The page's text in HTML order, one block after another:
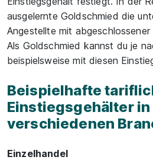
ausgelernte Goldschmied die
Angestellte mit abgeschlossener
Als Goldschmied kannst du je
beispielsweise mit diesen
Beispielhafte
Einstiegsgehälter in
verschiedenen
Einzelhandel